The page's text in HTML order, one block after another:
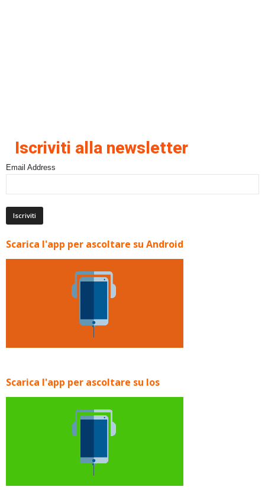
Iscriviti alla newsletter
Email Address
Scarica l'app per ascoltare su Android
Scarica l'app per ascoltare su Ios